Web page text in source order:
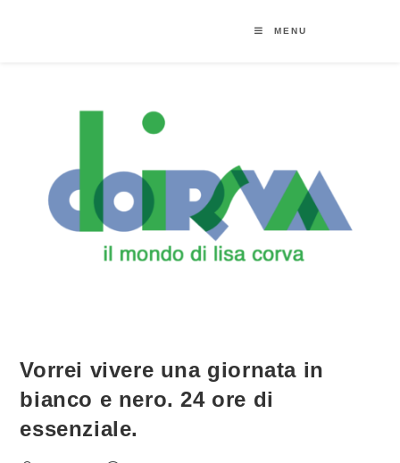
MENU
Vorrei vivere una giornata in
bianco e nero. 24 ore di
essenziale.